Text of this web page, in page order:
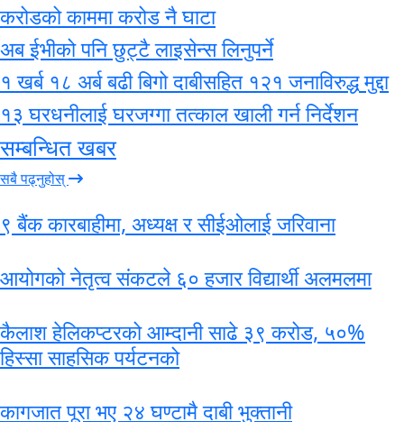
करोडको काममा करोड नै घाटा
अब ईभीको पनि छुट्टै लाइसेन्स लिनुपर्ने
१ खर्ब १८ अर्ब बढी बिगो दाबीसहित १२१ जनाविरुद्ध मुद्दा
१३ घरधनीलाई घरजग्गा तत्काल खाली गर्न निर्देशन
सम्बन्धित खबर
सबै पढ्नुहोस्
९ बैंक कारबाहीमा, अध्यक्ष र सीईओलाई जरिवाना
आयोगको नेतृत्व संकटले ६० हजार विद्यार्थी अलमलमा
कैलाश हेलिकप्टरको आम्दानी साढे ३९ करोड, ५०%
हिस्सा साहसिक पर्यटनको
कागजात पूरा भए २४ घण्टामै दाबी भुक्तानी